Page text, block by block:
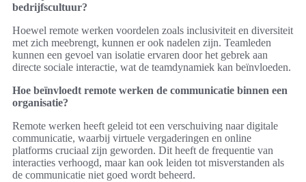
bedrijfscultuur?
Hoewel remote werken voordelen zoals inclusiviteit en diversiteit
met zich meebrengt, kunnen er ook nadelen zijn. Teamleden
kunnen een gevoel van isolatie ervaren door het gebrek aan
directe sociale interactie, wat de teamdynamiek kan beïnvloeden.
Hoe beïnvloedt remote werken de communicatie binnen een
organisatie?
Remote werken heeft geleid tot een verschuiving naar digitale
communicatie, waarbij virtuele vergaderingen en online
platforms cruciaal zijn geworden. Dit heeft de frequentie van
interacties verhoogd, maar kan ook leiden tot misverstanden als
de communicatie niet goed wordt beheerd.